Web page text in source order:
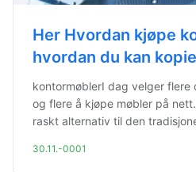
Her Hvordan kjøpe
hvordan du kan
kontormøblerI dag velger
og flere å kjøpe møbler på
raskt alternativ til den
30.11.-0001